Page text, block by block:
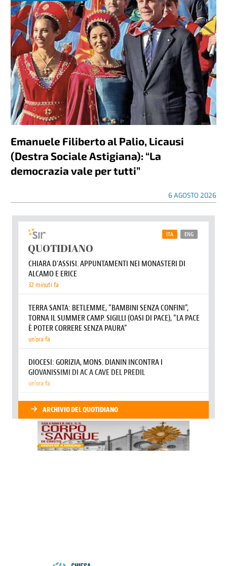
Emanuele Filiberto al Palio, Licausi
(Destra Sociale Astigiana): “La
democrazia vale per tutti”
6 AGOSTO 2026